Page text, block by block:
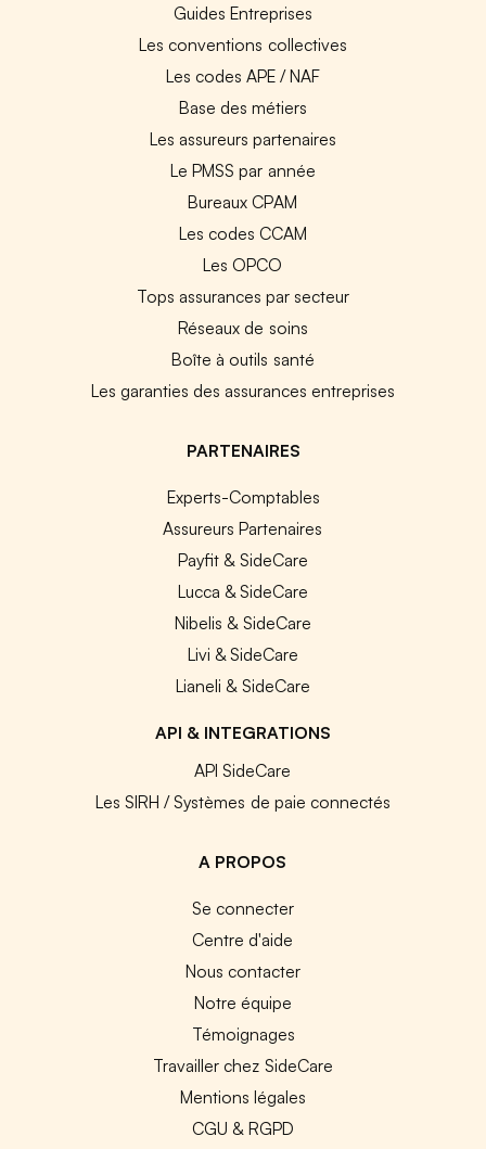
Guides Entreprises
Les conventions collectives
Les codes APE / NAF
Base des métiers
Les assureurs partenaires
Le PMSS par année
Bureaux CPAM
Les codes CCAM
Les OPCO
Tops assurances par secteur
Réseaux de soins
Boîte à outils santé
Les garanties des assurances entreprises
PARTENAIRES
Experts-Comptables
Assureurs Partenaires
Payfit & SideCare
Lucca & SideCare
Nibelis & SideCare
Livi & SideCare
Lianeli & SideCare
API & INTEGRATIONS
API SideCare
Les SIRH / Systèmes de paie connectés
A PROPOS
Se connecter
Centre d'aide
Nous contacter
Notre équipe
Témoignages
Travailler chez SideCare
Mentions légales
CGU & RGPD